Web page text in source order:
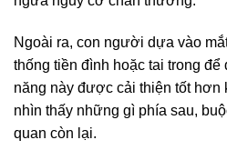
Ngoài ra, con người dựa vào
thống tiền đình hoặc tai trong để
năng này được cải thiện tốt hơn
nhìn thấy những gì phía sau,
quan còn lại.